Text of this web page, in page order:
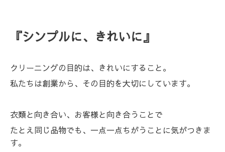
『シンプルに、きれいに』
クリーニングの目的は、きれいにすること。
私たちは創業から、その目的を大切にしています。
衣類と向き合い、お客様と向き合うことで
たとえ同じ品物でも、一点一点ちがうことに気がつきま
す。